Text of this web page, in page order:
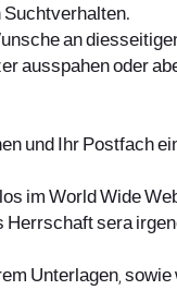
Suchtverhalten.
an
ausspahen oder
und Ihr Postfach
im World Wide
sera
Unterlagen,